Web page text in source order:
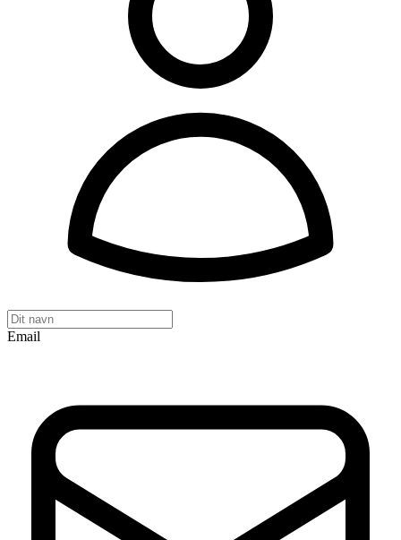
Email